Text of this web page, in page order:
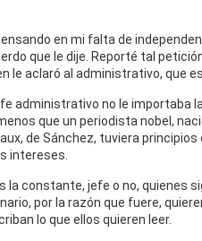
en mi falta de
que le dije. Reporté tal
le aclaró al administrativo, que
administrativo no le importaba
que un periodista nobel,
de Sánchez, tuviera principios
intereses.
la constante, jefe o no, quienes
por la razón que fuere,
lo que ellos quieren leer.